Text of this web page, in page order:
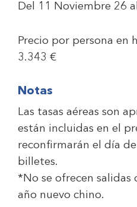
Del 11 Noviembre 26
Precio por persona en
3.343 €
Notas
Las tasas aéreas son
están incluidas en el
reconfirmarán el día
billetes.
*No se ofrecen salidas
año nuevo chino.